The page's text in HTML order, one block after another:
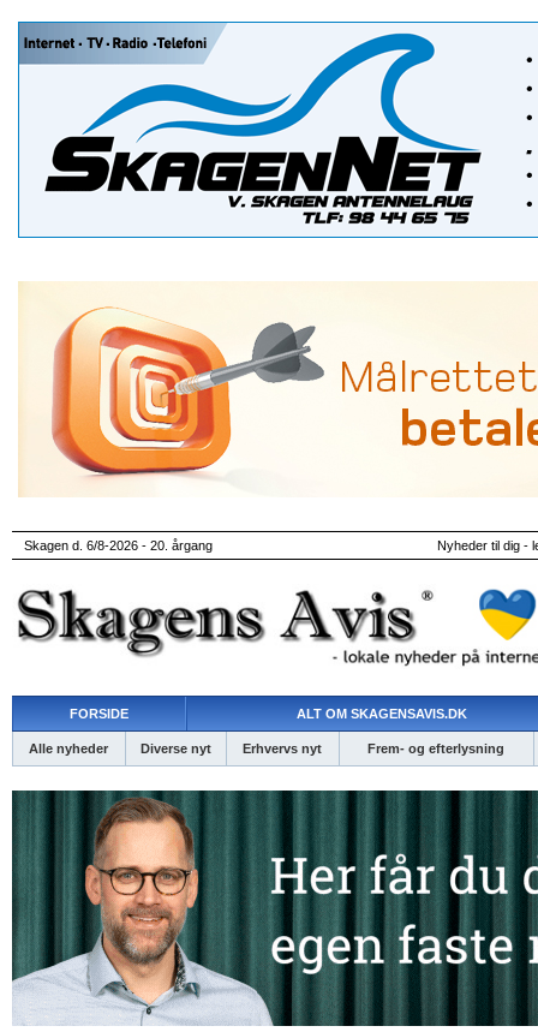
Skagen d. 6/8-2026 - 20. årgang Nyheder til dig -
FORSIDE ALT OM SKAGENSAVIS.DK
Alle nyheder Diverse nyt Erhvervs nyt Frem- og efterlysning